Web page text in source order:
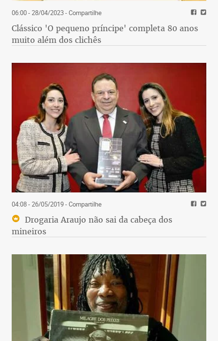
06:00 - 28/04/2023- Compartilhe
Clássico 'O pequeno príncipe' completa 80 anos
muito além dos clichês
04:08 - 26/05/2019- Compartilhe
Drogaria Araujo não sai da cabeça dos
mineiros